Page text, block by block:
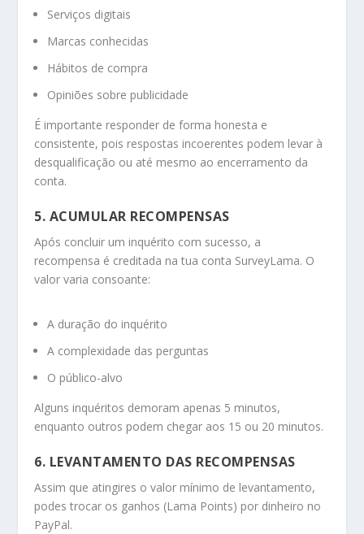
Serviços digitais
Marcas conhecidas
Hábitos de compra
Opiniões sobre publicidade
É importante responder de forma honesta e
consistente, pois respostas incoerentes podem levar à
desqualificação ou até mesmo ao encerramento da
conta.
5. ACUMULAR RECOMPENSAS
Após concluir um inquérito com sucesso, a
recompensa é creditada na tua conta SurveyLama. O
valor varia consoante:
A duração do inquérito
A complexidade das perguntas
O público-alvo
Alguns inquéritos demoram apenas 5 minutos,
enquanto outros podem chegar aos 15 ou 20 minutos.
6. LEVANTAMENTO DAS RECOMPENSAS
Assim que atingires o valor mínimo de levantamento,
podes trocar os ganhos (Lama Points) por dinheiro no
PayPal.